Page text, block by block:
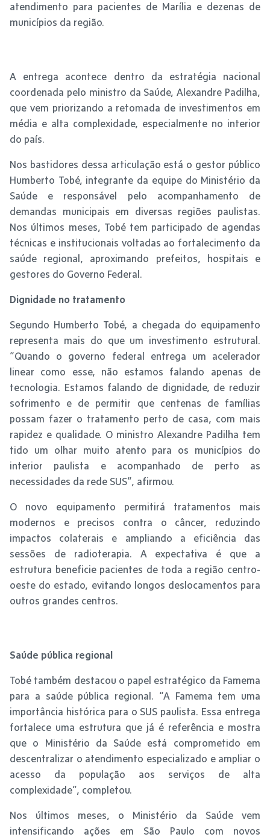
atendimento para pacientes de Marília e dezenas de
municípios da região.
A entrega acontece dentro da estratégia nacional
coordenada pelo ministro da Saúde, Alexandre Padilha,
que vem priorizando a retomada de investimentos em
média e alta complexidade, especialmente no interior
do país.
Nos bastidores dessa articulação está o gestor público
Humberto Tobé, integrante da equipe do Ministério da
Saúde e responsável pelo acompanhamento de
demandas municipais em diversas regiões paulistas.
Nos últimos meses, Tobé tem participado de agendas
técnicas e institucionais voltadas ao fortalecimento da
saúde regional, aproximando prefeitos, hospitais e
gestores do Governo Federal.
Dignidade no tratamento
Segundo Humberto Tobé, a chegada do equipamento
representa mais do que um investimento estrutural.
“Quando o governo federal entrega um acelerador
linear como esse, não estamos falando apenas de
tecnologia. Estamos falando de dignidade, de reduzir
sofrimento e de permitir que centenas de famílias
possam fazer o tratamento perto de casa, com mais
rapidez e qualidade. O ministro Alexandre Padilha tem
tido um olhar muito atento para os municípios do
interior paulista e acompanhado de perto as
necessidades da rede SUS”, afirmou.
O novo equipamento permitirá tratamentos mais
modernos e precisos contra o câncer, reduzindo
impactos colaterais e ampliando a eficiência das
sessões de radioterapia. A expectativa é que a
estrutura beneficie pacientes de toda a região centro-
oeste do estado, evitando longos deslocamentos para
outros grandes centros.
Saúde pública regional
Tobé também destacou o papel estratégico da Famema
para a saúde pública regional. “A Famema tem uma
importância histórica para o SUS paulista. Essa entrega
fortalece uma estrutura que já é referência e mostra
que o Ministério da Saúde está comprometido em
descentralizar o atendimento especializado e ampliar o
acesso da população aos serviços de alta
complexidade”, completou.
Nos últimos meses, o Ministério da Saúde vem
intensificando ações em São Paulo com novos